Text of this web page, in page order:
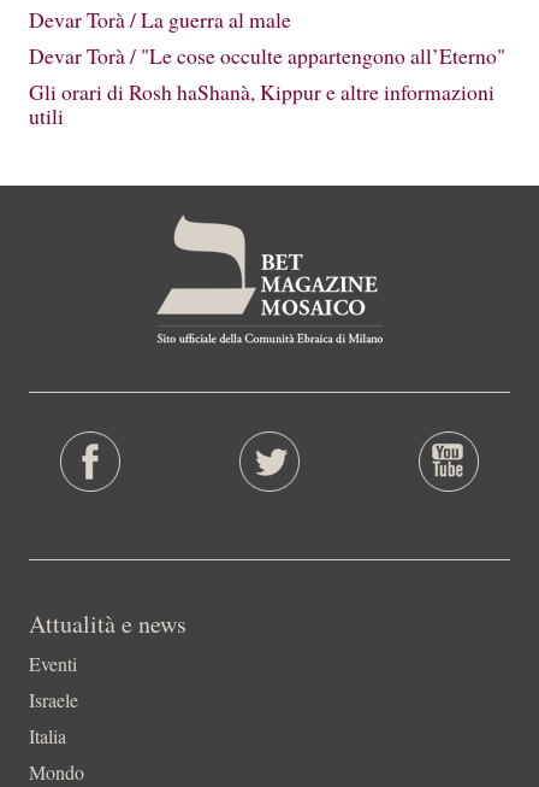
Devar Torà / La guerra al male
Devar Torà / "Le cose occulte appartengono all’Eterno"
Gli orari di Rosh haShanà, Kippur e altre informazioni
utili
Attualità e news
Eventi
Israele
Italia
Mondo